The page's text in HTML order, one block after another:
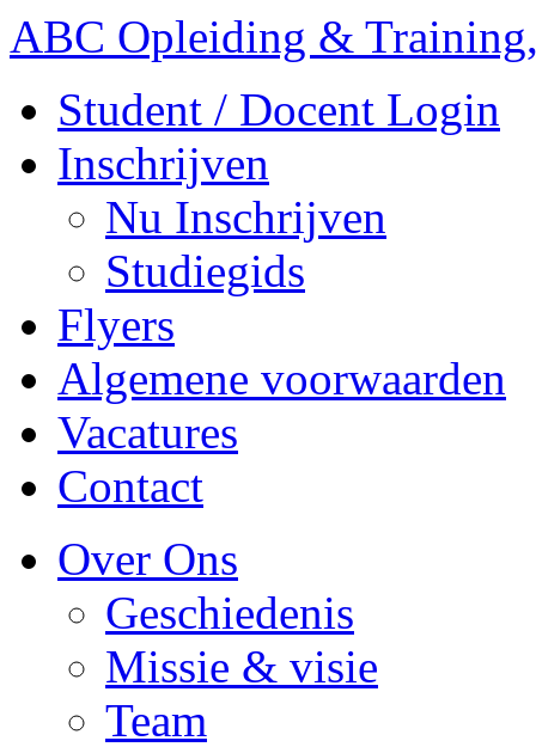
ABC Opleiding &
Student / Docent Login
Inschrijven
Nu Inschrijven
Studiegids
Flyers
Algemene voorwaarden
Vacatures
Contact
Over Ons
Geschiedenis
Missie & visie
Team